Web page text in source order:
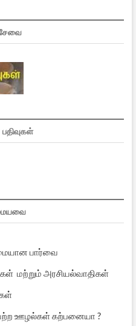
பார்வை
மற்றும் அரசியல்வாதிகள்
ஊழல்கள் கற்பனையா ?